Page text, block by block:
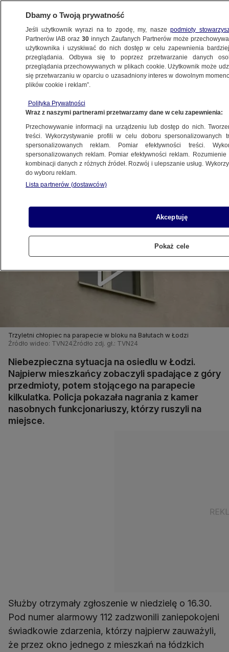
ŁÓDŹ
Akcja służb
Aleksandra Arendt-Czekała
15.06.2026, 13:56
Posłuchaj artykułu
Czyta lektor AI
Trzyletni chłopiec na parapecie w bloku na Bałutach w Łodzi
Źródło wideo: TVN24 Źródło zdj. gł.: TVN24
Niebezpieczna sytuacja na osiedlu w Łodzi.
Najpierw mieszkańcy zobaczyli spadające z góry
przedmioty, potem stojącego na parapecie
kilkulatka. Policja pokazała nagrania z kamer
nasobnych funkcjonariuszy, którzy ruszyli na
miejsce.
Służby otrzymały zgłoszenie w niedzielę o 16.30.
Pod numer alarmowy 112 zadzwonili zaniepokojeni
świadkowie zdarzenia, którzy najpierw zauważyli,
że przez okno jednego z mieszkań na łódzkich
Dbamy o Twoją prywatność
Jeśli użytkownik wyrazi na to zgodę, my, naszepodmioty
Partnerów IAB oraz30 innych Zaufanych Partnerów może
użytkownika i uzyskiwać do nich dostęp w celu zapewnienia
przeglądania. Odbywa się to poprzez przetwarzanie danych
przeglądania przechowywanych w plikach cookie. Użytkownik może
się przetwarzaniu w oparciu o uzasadniony interes w dowolnym
plików cookie i reklam”.
Polityka Prywatności
Wraz z naszymi partnerami przetwarzamy dane w celu zapewnienia:
Przechowywanie informacji na urządzeniu lub dostęp do nich.
treści. Wykorzystywanie profili w celu doboru spersonalizowanych
spersonalizowanych reklam. Pomiar efektywności treści.
spersonalizowanych reklam. Pomiar efektywności reklam.
kombinacji danych z różnych źródeł. Rozwój i ulepszanie usług.
do wyboru reklam.
Lista partnerów (dostawców)
Akceptuję
Pokaż cele